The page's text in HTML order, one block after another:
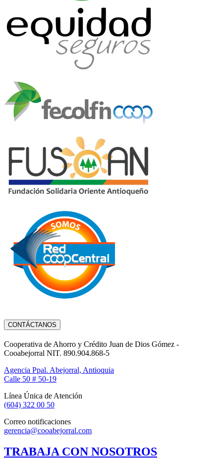
CONTÁCTANOS
Cooperativa de Ahorro y Crédito Juan de Dios Gómez -
Cooabejorral NIT. 890.904.868-5
Agencia Ppal. Abejorral, Antioquia
Calle 50 # 50-19
Línea Única de Atención
(604) 322 00 50
Correo notificaciones
gerencia@cooabejorral.com
TRABAJA CON NOSOTROS